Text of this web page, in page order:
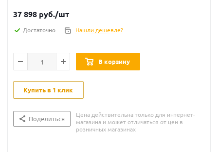
37 898 руб./шт
Достаточно Нашли дешевле?
В корзину
Купить в 1 клик
Поделиться
Цена действительна только для интернет-
магазина и может отличаться от цен в
розничных магазинах